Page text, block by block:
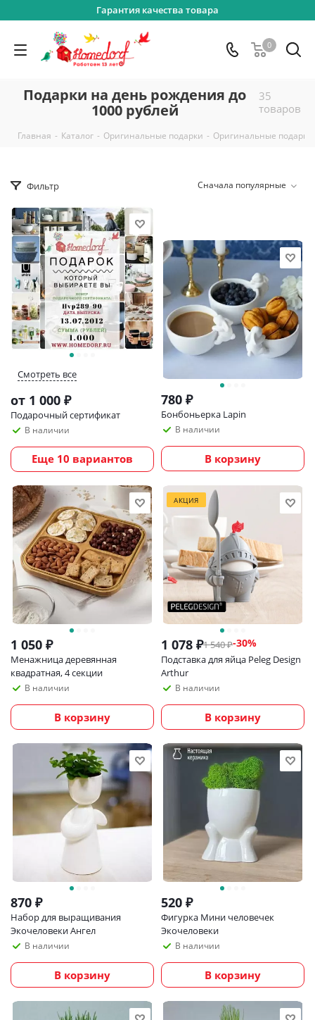
Гарантия качества товара
0
Подарки на день рождения до
1000 рублей
35
товаров
Главная - Каталог - Оригинальные подарки - Оригинальные подарки
Фильтр Сначала популярные
Смотреть все
от 1 000 ₽
Подарочный сертификат
В наличии
Еще 10 вариантов
780 ₽
Бонбоньерка Lapin
В наличии
В корзину
1 050 ₽
Менажница деревянная
квадратная, 4 секции
В наличии
В корзину
АКЦИЯ
1 078 ₽1 540₽-30%
Подставка для яйца Peleg Design
Arthur
В наличии
В корзину
870 ₽
Набор для выращивания
Экочеловеки Ангел
В наличии
В корзину
520 ₽
Фигурка Мини человечек
Экочеловеки
В наличии
В корзину